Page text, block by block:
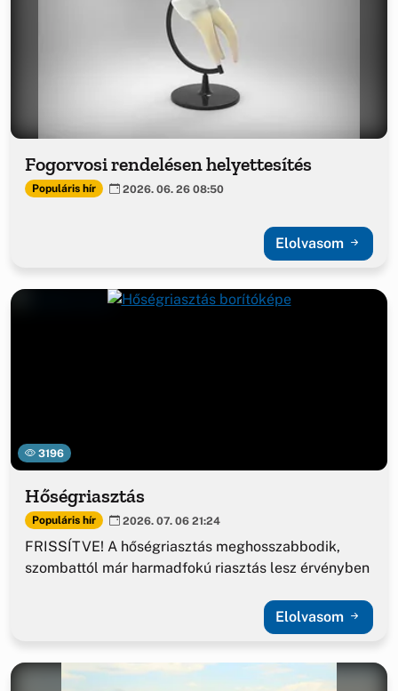
Fogorvosi rendelésen helyettesítés
Populáris hír 2026. 06. 26 08:50
Elolvasom
3196
Hőségriasztás
Populáris hír 2026. 07. 06 21:24
FRISSÍTVE! A hőségriasztás meghosszabbodik,
szombattól már harmadfokú riasztás lesz érvényben
Elolvasom